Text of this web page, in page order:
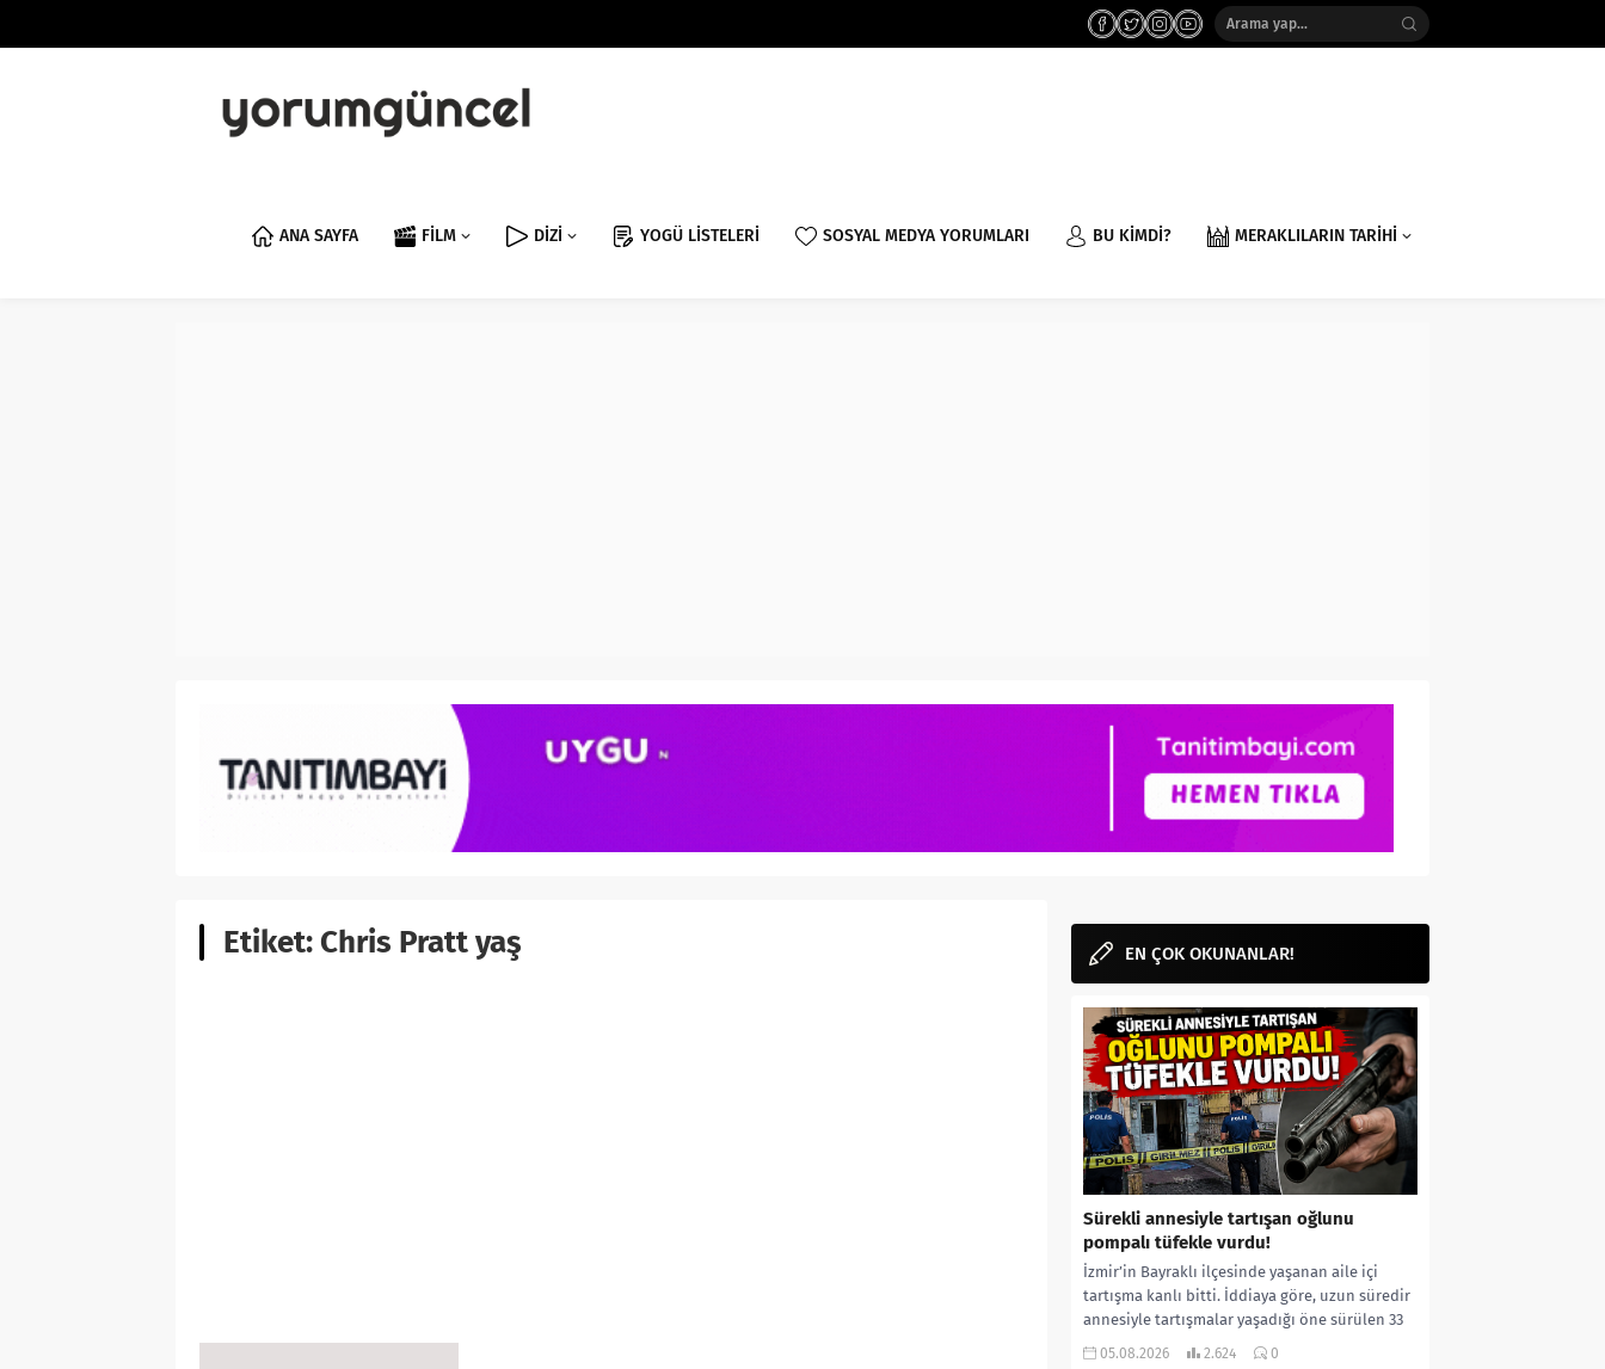
ANA SAYFA FİLM DİZİ YOGÜ LİSTELERİ SOSYAL MEDYA YORUMLARI BU KİMDİ? MERAKLILARIN TARİHİ
Etiket:Chris Pratt yaş EN ÇOK OKUNANLAR!
Sürekli annesiyle tartışan oğlunu
pompalı tüfekle vurdu!
İzmir’in Bayraklı ilçesinde yaşanan aile içi
tartışma kanlı bitti. İddiaya göre, uzun süredir
annesiyle tartışmalar yaşadığı öne sürülen 33
yaşındaki...
05.08.2026 2.624 0